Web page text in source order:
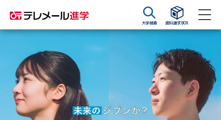
大学検索 資料請求BOX
資料請求 資料検索
大学・短大の資料種類から請求
大学パンフ 学部・学科パンフ